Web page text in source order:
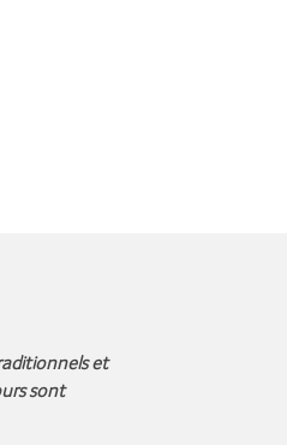
et
sont